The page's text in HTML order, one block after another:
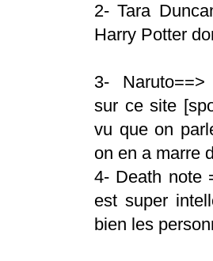
2- Tara
Harry Potter
3- Naruto==>
sur ce site
vu que on
on en a marre
4- Death note
est super
bien les